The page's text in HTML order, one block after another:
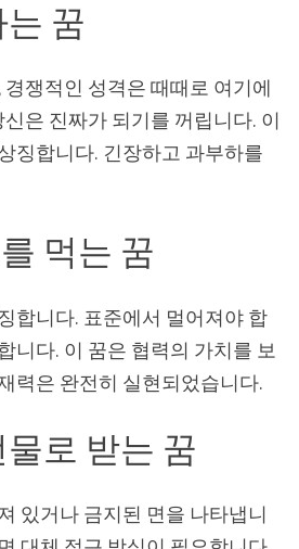
꿈
쟁적인 성격은 때때로 여기에
은 진짜가 되기를 꺼립니다. 이
징합니다. 긴장하고 과부하를
먹는 꿈
합니다. 표준에서 멀어져야 합
니다. 이 꿈은 협력의 가치를 보
력은 완전히 실현되었습니다.
로 받는 꿈
있거나 금지된 면을 나타냅니